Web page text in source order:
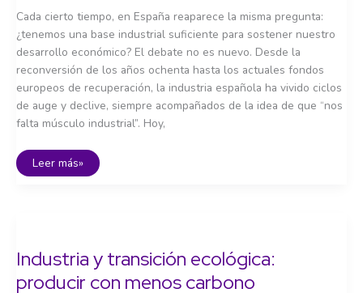
Cada cierto tiempo, en España reaparece la misma pregunta:
¿tenemos una base industrial suficiente para sostener nuestro
desarrollo económico? El debate no es nuevo. Desde la
reconversión de los años ochenta hasta los actuales fondos
europeos de recuperación, la industria española ha vivido ciclos
de auge y declive, siempre acompañados de la idea de que “nos
falta músculo industrial”. Hoy,
Industria
Leer más»
Industria y transición ecológica:
producir con menos carbono